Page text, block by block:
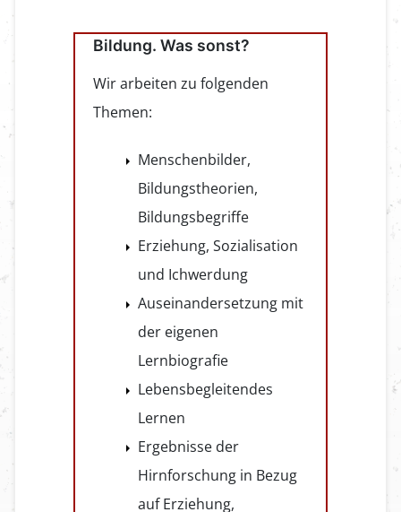
Bildung. Was sonst?
Wir arbeiten zu folgenden
Themen:
Menschenbilder,
Bildungstheorien,
Bildungsbegriffe
Erziehung, Sozialisation
und Ichwerdung
Auseinandersetzung mit
der eigenen
Lernbiografie
Lebensbegleitendes
Lernen
Ergebnisse der
Hirnforschung in Bezug
auf Erziehung,